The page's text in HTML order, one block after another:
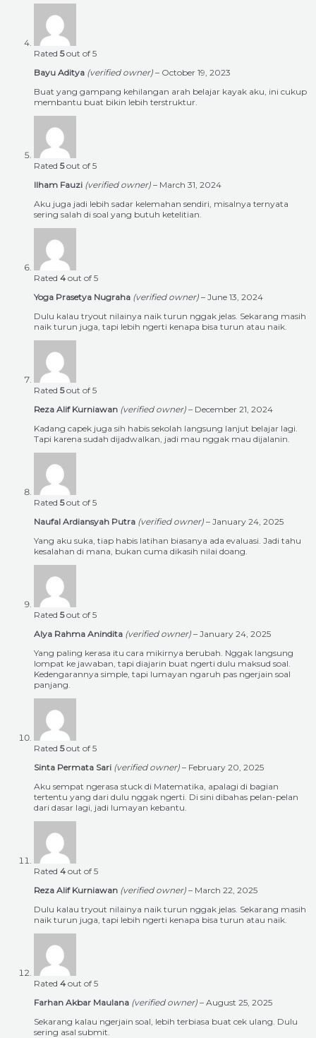
Rated 5out of 5
Bayu Aditya (verified owner) – October 19, 2023
Buat yang gampang kehilangan arah belajar kayak aku, ini cukup
membantu buat bikin lebih terstruktur.
Rated 5out of 5
Ilham Fauzi (verified owner) – March 31, 2024
Aku juga jadi lebih sadar kelemahan sendiri, misalnya ternyata
sering salah di soal yang butuh ketelitian.
Rated 4 out of 5
Yoga Prasetya Nugraha (verified owner) – June 13, 2024
Dulu kalau tryout nilainya naik turun nggak jelas. Sekarang masih
naik turun juga, tapi lebih ngerti kenapa bisa turun atau naik.
Rated 5out of 5
Reza Alif Kurniawan (verified owner) – December 21, 2024
Kadang capek juga sih habis sekolah langsung lanjut belajar lagi.
Tapi karena sudah dijadwalkan, jadi mau nggak mau dijalanin.
Rated 5out of 5
Naufal Ardiansyah Putra (verified owner) – January 24, 2025
Yang aku suka, tiap habis latihan biasanya ada evaluasi. Jadi tahu
kesalahan di mana, bukan cuma dikasih nilai doang.
Rated 5out of 5
Alya Rahma Anindita (verified owner) – January 24, 2025
Yang paling kerasa itu cara mikirnya berubah. Nggak langsung
lompat ke jawaban, tapi diajarin buat ngerti dulu maksud soal.
Kedengarannya simple, tapi lumayan ngaruh pas ngerjain soal
panjang.
Rated 5out of 5
Sinta Permata Sari (verified owner) – February 20, 2025
Aku sempat ngerasa stuck di Matematika, apalagi di bagian
tertentu yang dari dulu nggak ngerti. Di sini dibahas pelan-pelan
dari dasar lagi, jadi lumayan kebantu.
Rated 4 out of 5
Reza Alif Kurniawan (verified owner) – March 22, 2025
Dulu kalau tryout nilainya naik turun nggak jelas. Sekarang masih
naik turun juga, tapi lebih ngerti kenapa bisa turun atau naik.
Rated 4 out of 5
Farhan Akbar Maulana (verified owner) – August 25, 2025
Sekarang kalau ngerjain soal, lebih terbiasa buat cek ulang. Dulu
sering asal submit.